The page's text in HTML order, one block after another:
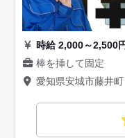
時給 2,000～2,500
棒を挿して固定
愛知県安城市藤井町